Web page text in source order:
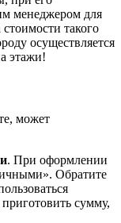
менеджером для
такого
осуществляется
этажи!
может
. При оформлении
Обратите
сумму,